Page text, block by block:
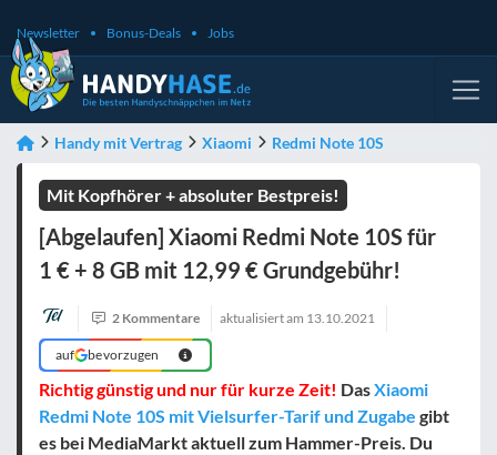
Newsletter Bonus-Deals Jobs
Handy mit Vertrag Xiaomi Redmi Note 10S
Mit Kopfhörer + absoluter Bestpreis!
[Abgelaufen] Xiaomi Redmi Note 10S für
1 € + 8 GB mit 12,99 € Grundgebühr!
2 Kommentare aktualisiert am 13.10.2021
auf bevorzugen
Richtig günstig und nur für kurze Zeit! DasXiaomi
Redmi Note 10S mit Vielsurfer-Tarif und Zugabe gibt
es bei MediaMarkt aktuell zum Hammer-Preis. Du